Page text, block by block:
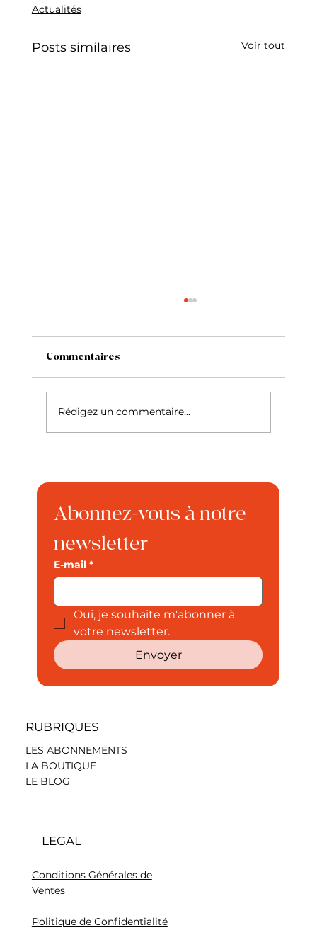
Actualités
Posts similaires Voir tout
Français : le Top 10 et nos conseils
Commentaires
Rédigez un commentaire...
Abonnez-vous à notre
newsletter
E-mail *
Oui, je souhaite m'abonner à
votre newsletter.
Envoyer
RUBRIQUES
LES ABONNEMENTS
LA BOUTIQUE
LE BLOG
LEGAL
Conditions Générales de
Ventes
Politique de Confidentialité